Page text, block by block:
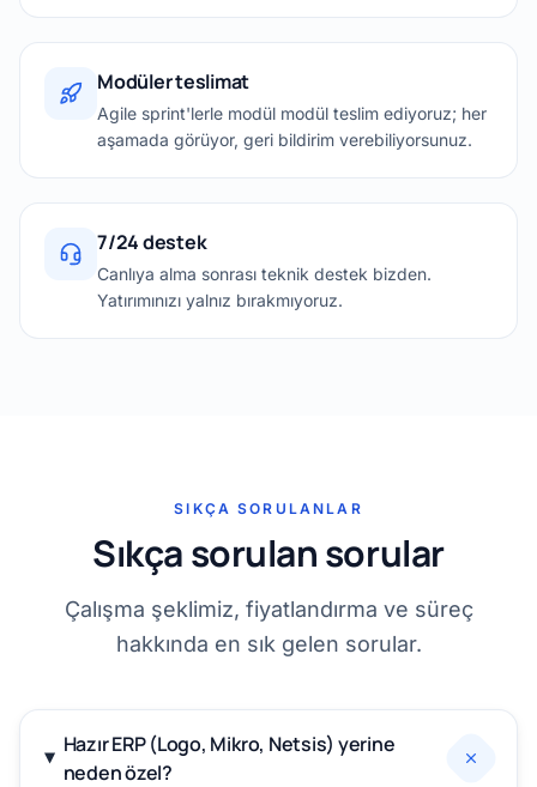
Modüler teslimat
Agile sprint'lerle modül modül teslim ediyoruz; her
aşamada görüyor, geri bildirim verebiliyorsunuz.
7/24 destek
Canlıya alma sonrası teknik destek bizden.
Yatırımınızı yalnız bırakmıyoruz.
SIKÇA SORULANLAR
Sıkça sorulan sorular
Çalışma şeklimiz, fiyatlandırma ve süreç
hakkında en sık gelen sorular.
Hazır ERP (Logo, Mikro, Netsis) yerine
neden özel?